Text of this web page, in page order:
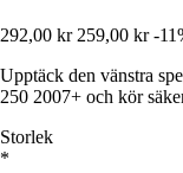
292,00 kr 259,00 kr -
Upptäck den vänstra
250 2007+ och kör
Storlek
*